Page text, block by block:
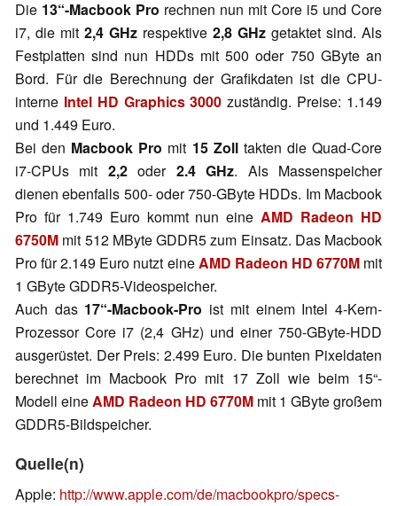
Die 13“-Macbook Pro rechnen nun mit Core i5 und Core
i7, die mit 2,4 GHz respektive 2,8 GHz getaktet sind. Als
Festplatten sind nun HDDs mit 500 oder 750 GByte an
Bord. Für die Berechnung der Grafikdaten ist die CPU-
interne Intel HD Graphics 3000 zuständig. Preise: 1.149
und 1.449 Euro.
Bei den Macbook Pro mit 15 Zolltakten die Quad-Core
i7-CPUs mit 2,2oder 2.4 GHz. Als Massenspeicher
dienen ebenfalls 500- oder 750-GByte HDDs. Im Macbook
Pro für 1.749 Euro kommt nun eineAMD Radeon HD
6750M mit 512 MByte GDDR5 zum Einsatz. Das Macbook
Pro für 2.149 Euro nutzt eineAMD Radeon HD 6770Mmit
1 GByte GDDR5-Videospeicher.
Auch das 17“-Macbook-Pro ist mit einem Intel 4-Kern-
Prozessor Core i7 (2,4 GHz) und einer 750-GByte-HDD
ausgerüstet. Der Preis: 2.499 Euro. Die bunten Pixeldaten
berechnet im Macbook Pro mit 17 Zoll wie beim 15“-
Modell eineAMD Radeon HD 6770M mit 1 GByte großem
GDDR5-Bildspeicher.
Quelle(n)
Apple: http://www.apple.com/de/macbookpro/specs-